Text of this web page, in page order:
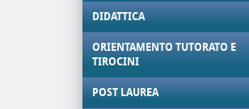
DIDATTICA
ORIENTAMENTO TUTORATO E
TIROCINI
POST LAUREA